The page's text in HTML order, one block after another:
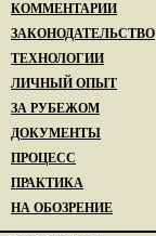
КОММЕНТАРИИ
ЗАКОНОДАТЕЛЬСТВО
ТЕХНОЛОГИИ
ЛИЧНЫЙ ОПЫТ
ЗА РУБЕЖОМ
ДОКУМЕНТЫ
ПРОЦЕСС
ПРАКТИКА
НА ОБОЗРЕНИЕ